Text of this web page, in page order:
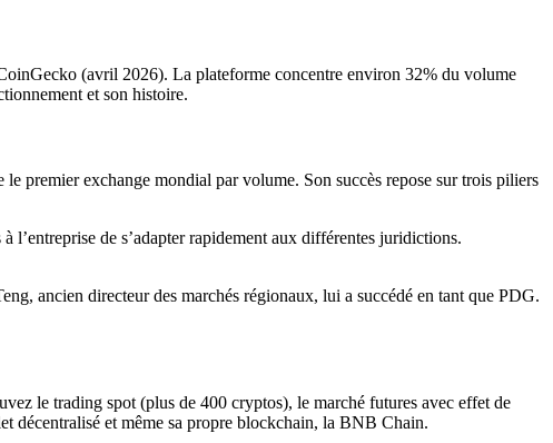
(avril 2026). La plateforme concentre environ 32% du volume
et son histoire.
premier exchange mondial par volume. Son succès repose sur trois piliers
de s’adapter rapidement aux différentes juridictions.
ancien directeur des marchés régionaux, lui a succédé en tant que PDG.
le trading spot (plus de 400 cryptos), le marché futures avec effet de
décentralisé et même sa propre blockchain, la BNB Chain.